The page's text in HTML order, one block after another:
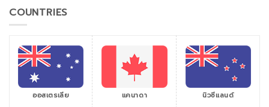
COUNTRIES
ออสเตรเลีย แคนาดา นิวซีแลนด์